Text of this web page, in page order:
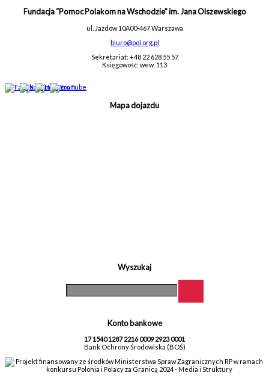
Fundacja “Pomoc Polakom na Wschodzie” im. Jana Olszewskiego
ul. Jazdów 10A00-467 Warszawa
biuro@pol.org.pl
Sekretariat: +48 22 628 55 57
Księgowość: wew. 113
Mapa dojazdu
Wyszukaj
Konto bankowe
17 1540 1287 2216 0009 2923 0001
Bank Ochrony Środowiska (BOŚ)
Projekt finansowany ze środków Ministerstwa Spraw Zagranicznych RP w ramach
konkursu Polonia i Polacy za Granicą 2024 - Media i Struktury